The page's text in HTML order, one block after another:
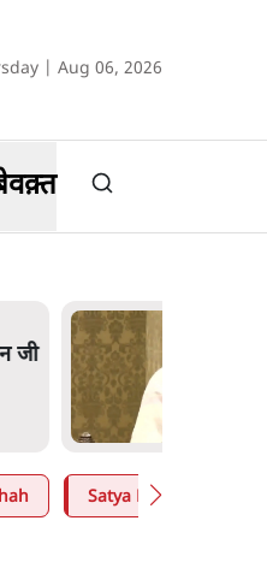
| Aug 06, 2026
जी
Satya Hindi